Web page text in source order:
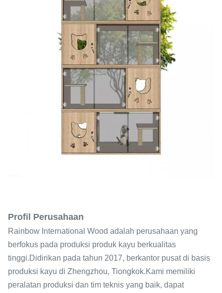
Profil Perusahaan
Rainbow International Wood adalah perusahaan yang
berfokus pada produksi produk kayu berkualitas
tinggi.Didirikan pada tahun 2017, berkantor pusat di basis
produksi kayu di Zhengzhou, Tiongkok.Kami memiliki
peralatan produksi dan tim teknis yang baik, dapat